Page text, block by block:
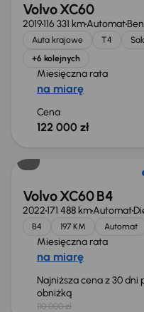
Volvo XC60
2019116 331 kmAutomat
Auta krajowe T4
+6 kolejnych
Miesięczna rata
na miarę
Cena
122 000 zł
Volvo XC60 B4
2022171 488 kmAutomat
B4 197 KM Automat
Miesięczna rata
na miarę
Najniższa cena z 30 dni
obniżką
110 000 zł